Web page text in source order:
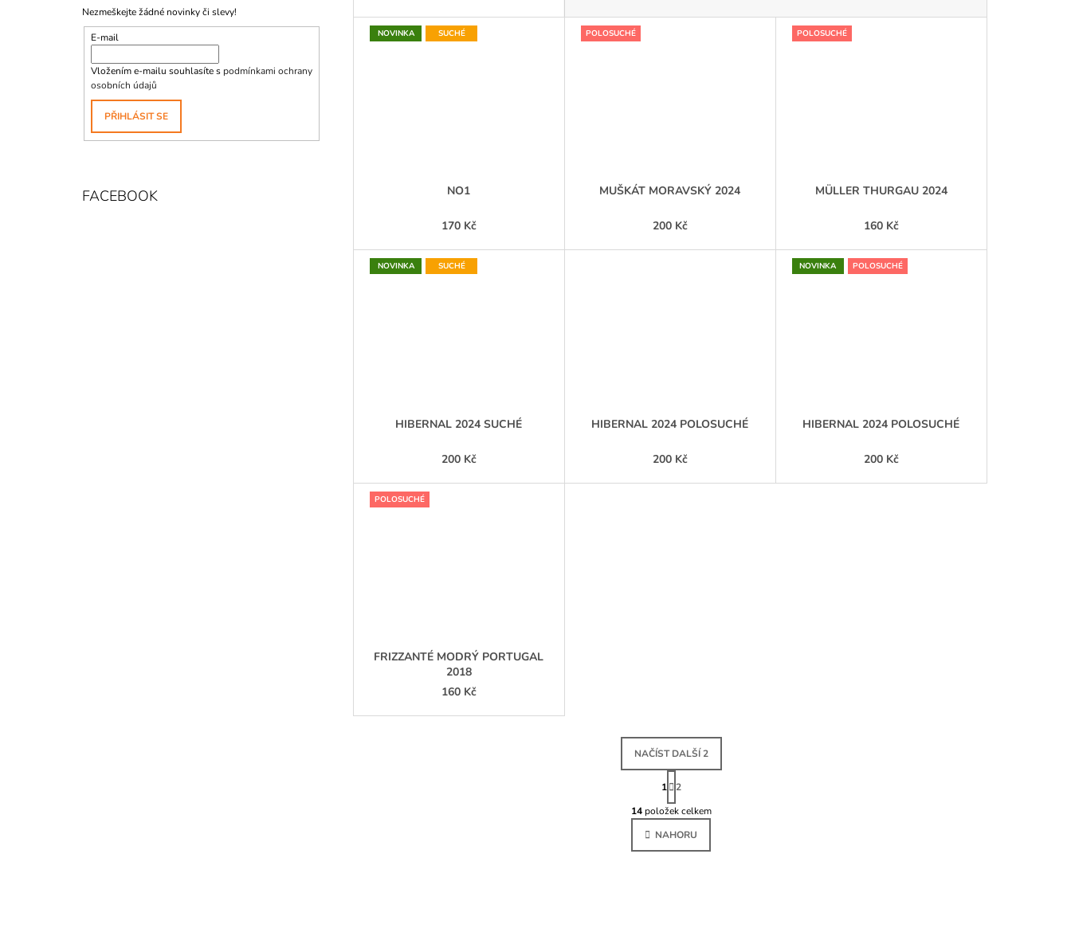
Nezmeškejte žádné novinky či slevy!
E-mail
Vložením e-mailu souhlasíte s podmínkami ochrany
osobních údajů
PŘIHLÁSIT SE
FACEBOOK
NOVINKA SUCHÉ
NO1
170 Kč
POLOSUCHÉ
MUŠKÁT MORAVSKÝ 2024
200 Kč
POLOSUCHÉ
MÜLLER THURGAU 2024
160 Kč
NOVINKA SUCHÉ
HIBERNAL 2024 SUCHÉ
200 Kč
HIBERNAL 2024 POLOSUCHÉ
200 Kč
NOVINKA POLOSUCHÉ
HIBERNAL 2024 POLOSUCHÉ
200 Kč
POLOSUCHÉ
FRIZZANTÉ MODRÝ PORTUGAL
2018
160 Kč
O
V
L
Á
NAČÍST DALŠÍ 2
S
T
R
Á
N
K
O
1
2
14položek celkem
NAHORU